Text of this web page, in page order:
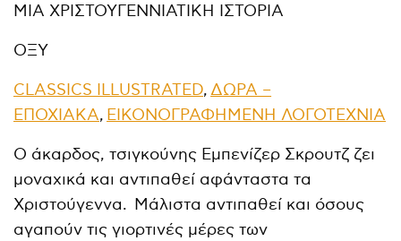
ΜΙΑ ΧΡΙΣΤΟΥΓΕΝΝΙΑΤΙΚΗ ΙΣΤΟΡΙΑ
ΟΞΥ
CLASSICS ILLUSTRATED,ΔΩΡΑ –
ΕΠΟΧΙΑΚΑ, ΕΙΚΟΝΟΓΡΑΦΗΜΕΝΗ ΛΟΓΟΤΕΧΝΙΑ
Ο άκαρδος, τσιγκούνης Εμπενίζερ Σκρουτζ ζει
μοναχικά και αντιπαθεί αφάνταστα τα
Χριστούγεννα. Μάλιστα αντιπαθεί και όσους
αγαπούν τις γιορτινές μέρες των